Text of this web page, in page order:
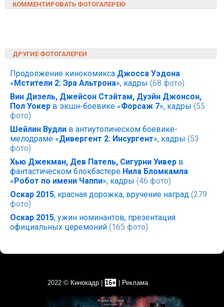
КОММЕНТИРОВАТЬ ФОТОГАЛЕРЕЮ
ДРУГИЕ ФОТОГАЛЕРЕИ
Продолжение кинокомикса Джосса Уэдона
«Мстители 2: Эра Альтрона», кадры (68 фото)
Вин Дизель, Джейсон Стэйтам, Дуэйн Джонсон,
Пол Уокер в экшн-боевике «Форсаж 7», кадры (55
фото)
Шейлин Вудли в антиутопическом боевике-
мелодраме «Дивергент 2: Инсургент», кадры (53
фото)
Хью Джекман, Дев Патель, Сигурни Уивер в
фантастическом блокбастере Нила Бломкампа
«Робот по имени Чаппи», кадры (46 фото)
Оскар 2015, красная дорожка, вручение наград (279
фото)
Оскар 2015, ужин номинантов, презентация
официальных церемоний (165 фото)
2022 © Кинокадр 16+ Реклама